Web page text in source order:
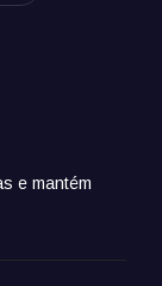
e mantém